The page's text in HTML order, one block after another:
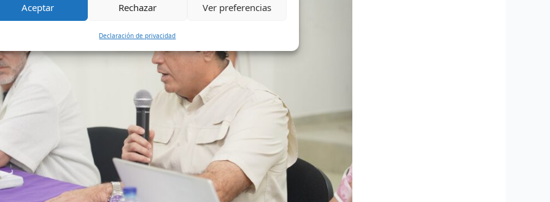
Aceptar Rechazar Ver preferencias
Declaración de privacidad